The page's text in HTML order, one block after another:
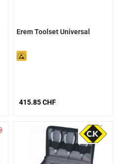
Erem Toolset Universal
415.85 CHF